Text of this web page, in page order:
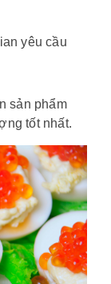
yêu cầu
sản phẩm
tốt nhất.